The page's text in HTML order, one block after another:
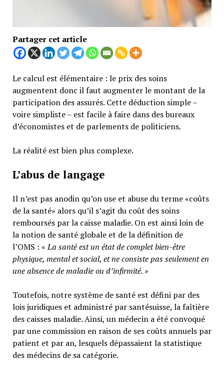
Partager cet article
Le calcul est élémentaire : le prix des soins
augmentent donc il faut augmenter le montant de la
participation des assurés. Cette déduction simple –
voire simpliste – est facile à faire dans des bureaux
d’économistes et de parlements de politiciens.
La réalité est bien plus complexe.
L’abus de langage
Il n’est pas anodin qu’on use et abuse du terme «coûts
de la santé» alors qu’il s’agit du coût des soins
remboursés par la caisse maladie. On est ainsi loin de
la notion de santé globale et de la définition de
l’OMS : «La santé est un état de complet bien-être
physique, mental et social, et ne consiste pas seulement en
une absence de maladie ou d’infirmité.»
Toutefois, notre système de santé est défini par des
lois juridiques et administré par santésuisse, la faîtière
des caisses maladie. Ainsi, un médecin a été convoqué
par une commission en raison de ses coûts annuels par
patient et par an, lesquels dépassaient la statistique
des médecins de sa catégorie.